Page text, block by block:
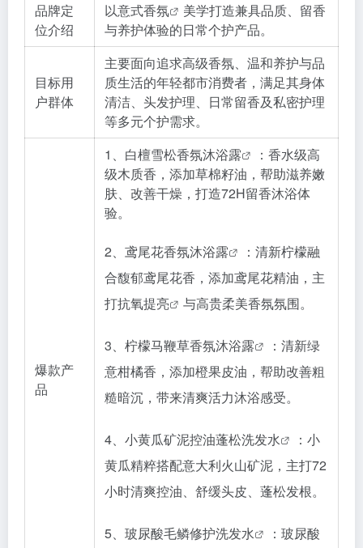
品牌定
位介绍
以意式香氛
美学打造兼具品质、留香
与养护体验的日常个护产品。
目标用
户群体
主要面向追求高级香氛、温和养护与品
质生活的年轻都市消费者，满足其身体
清洁、头发护理、日常留香及私密护理
等多元个护需求。
爆款产
品
1、白檀雪松香氛沐浴露
：香水级高
级木质香，添加草棉籽油，帮助滋养嫩
肤、改善干燥，打造72H留香沐浴体
验。
2、鸢尾花香氛沐浴露
：清新柠檬融
合馥郁鸢尾花香，添加鸢尾花精油，主
打抗氧提亮 与高贵柔美香氛氛围。
3、柠檬马鞭草香氛沐浴露
：清新绿
意柑橘香，添加橙果皮油，帮助改善粗
糙暗沉，带来清爽活力沐浴感受。
4、小黄瓜矿泥控油蓬松洗发水
：小
黄瓜精粹搭配意大利火山矿泥，主打72
小时清爽控油、舒缓头皮、蓬松发根。
5、玻尿酸毛鳞修护洗发水
：玻尿酸